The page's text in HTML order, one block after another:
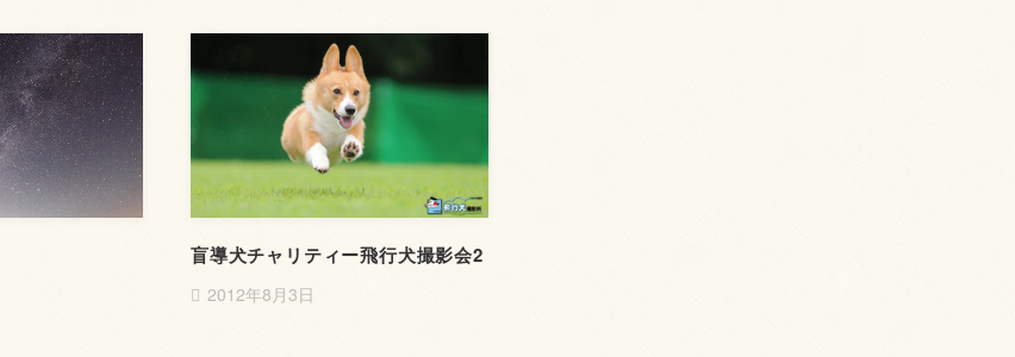
盲導犬チャリティー飛行犬撮影会2
2012年8月3日